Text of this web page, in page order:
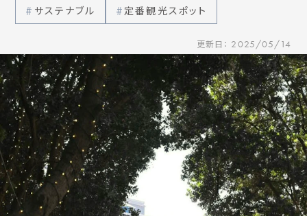
サステナブル 定番観光スポット
更新日： 2025/05/14